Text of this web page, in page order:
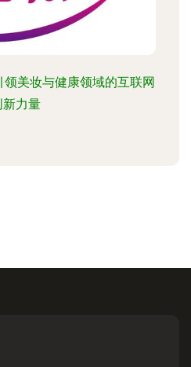
美妆与健康领域的互联网
新力量